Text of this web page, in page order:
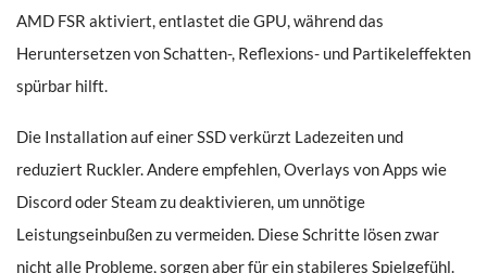
AMD FSR aktiviert, entlastet die GPU, während das
Heruntersetzen von Schatten-, Reflexions- und Partikeleffekten
spürbar hilft.
Die Installation auf einer SSD verkürzt Ladezeiten und
reduziert Ruckler. Andere empfehlen, Overlays von Apps wie
Discord oder Steam zu deaktivieren, um unnötige
Leistungseinbußen zu vermeiden. Diese Schritte lösen zwar
nicht alle Probleme, sorgen aber für ein stabileres Spielgefühl.